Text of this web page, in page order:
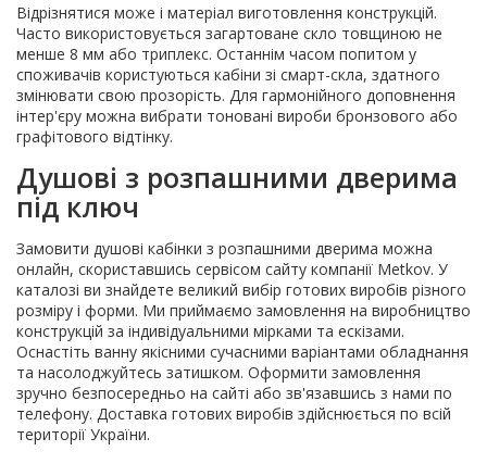
Відрізнятися може і матеріал виготовлення конструкцій.
Часто використовується загартоване скло товщиною не
менше 8 мм або триплекс. Останнім часом попитом у
споживачів користуються кабіни зі смарт-скла, здатного
змінювати свою прозорість. Для гармонійного доповнення
інтер'єру можна вибрати тоновані вироби бронзового або
графітового відтінку.
Душові з розпашними дверима
під ключ
Замовити душові кабінки з розпашними дверима можна
онлайн, скориставшись сервісом сайту компанії Metkov. У
каталозі ви знайдете великий вибір готових виробів різного
розміру і форми. Ми приймаємо замовлення на виробництво
конструкцій за індивідуальними мірками та ескізами.
Оснастіть ванну якісними сучасними варіантами обладнання
та насолоджуйтесь затишком. Оформити замовлення
зручно безпосередньо на сайті або зв'язавшись з нами по
телефону. Доставка готових виробів здійснюється по всій
території України.